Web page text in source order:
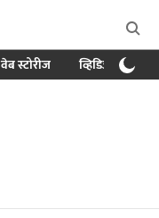
वेब स्टोरीज व्हिडिओ